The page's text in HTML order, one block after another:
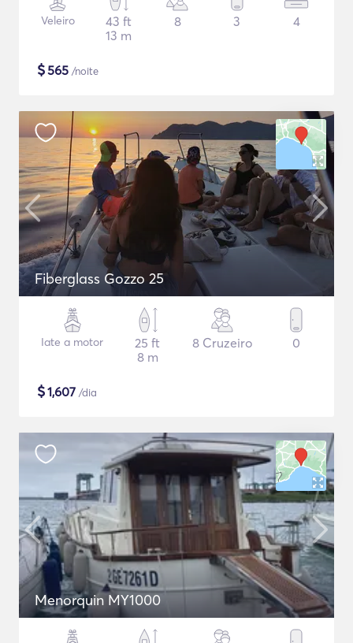
Veleiro
43 ft
13 m
8 3 4
$565 /noite
Fiberglass Gozzo 25
Iate a motor
25 ft
8 m
8 Cruzeiro 0
$1,607 /dia
Menorquin MY1000